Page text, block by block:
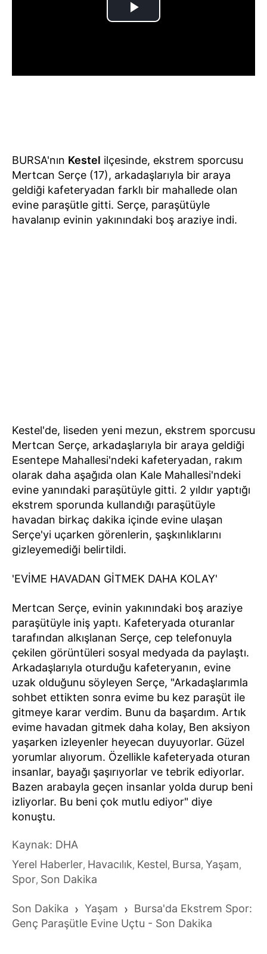
BURSA'nın Kestel ilçesinde, ekstrem sporcusu
Mertcan Serçe (17), arkadaşlarıyla bir araya
geldiği kafeteryadan farklı bir mahallede olan
evine paraşütle gitti. Serçe, paraşütüyle
havalanıp evinin yakınındaki boş araziye indi.
Kestel'de, liseden yeni mezun, ekstrem sporcusu
Mertcan Serçe, arkadaşlarıyla bir araya geldiği
Esentepe Mahallesi'ndeki kafeteryadan, rakım
olarak daha aşağıda olan Kale Mahallesi'ndeki
evine yanındaki paraşütüyle gitti. 2 yıldır yaptığı
ekstrem sporunda kullandığı paraşütüyle
havadan birkaç dakika içinde evine ulaşan
Serçe'yi uçarken görenlerin, şaşkınlıklarını
gizleyemediği belirtildi.
'EVİME HAVADAN GİTMEK DAHA KOLAY'
Mertcan Serçe, evinin yakınındaki boş araziye
paraşütüyle iniş yaptı. Kafeteryada oturanlar
tarafından alkışlanan Serçe, cep telefonuyla
çekilen görüntüleri sosyal medyada da paylaştı.
Arkadaşlarıyla oturduğu kafeteryanın, evine
uzak olduğunu söyleyen Serçe, "Arkadaşlarımla
sohbet ettikten sonra evime bu kez paraşüt ile
gitmeye karar verdim. Bunu da başardım. Artık
evime havadan gitmek daha kolay, Ben aksiyon
yaşarken izleyenler heyecan duyuyorlar. Güzel
yorumlar alıyorum. Özellikle kafeteryada oturan
insanlar, bayağı şaşırıyorlar ve tebrik ediyorlar.
Bazen arabayla geçen insanlar yolda durup beni
izliyorlar. Bu beni çok mutlu ediyor" diye
konuştu.
Kaynak: DHA
Yerel Haberler, Havacılık, Kestel, Bursa, Yaşam,
Spor, Son Dakika
Son Dakika › Yaşam › Bursa'da Ekstrem Spor:
Genç Paraşütle Evine Uçtu - Son Dakika